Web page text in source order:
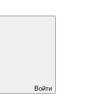
Войти